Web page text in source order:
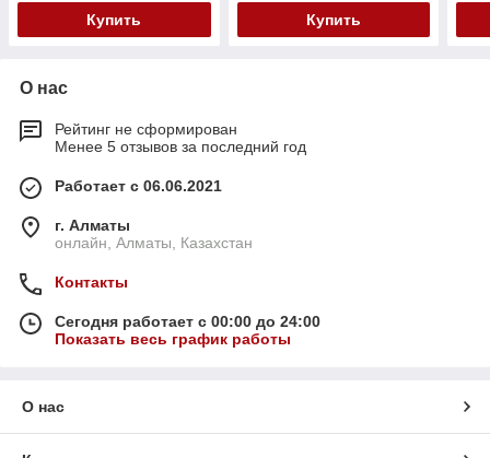
Купить Купить
О нас
Рейтинг не сформирован
Менее 5 отзывов за последний год
Работает с 06.06.2021
г. Алматы
онлайн, Алматы, Казахстан
Контакты
Сегодня работает с 00:00 до 24:00
Показать весь график работы
О нас